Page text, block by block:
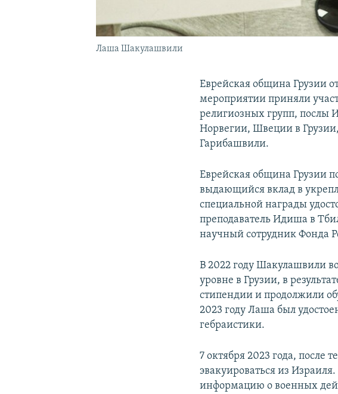
Лаша Шакулашвили
Еврейская община Грузии
мероприятии приняли
религиозных групп,
Норвегии, Швеции в
Гарибашвили.
Еврейская община Грузии
выдающийся вклад в
специальной награды
преподаватель Идиша в
научный сотрудник Фонда
В 2022 году Шакулашвили
уровне в Грузии, в
стипендии и продолжили
2023 году Лаша был
гебраистики.
7 октября 2023 года, после
эвакуироваться из
информацию о военных